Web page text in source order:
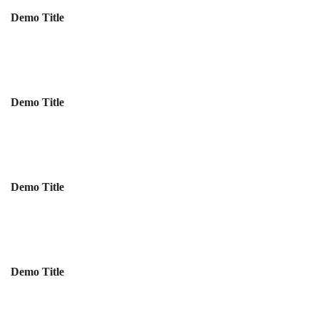
Demo Title
Demo Title
Demo Title
Demo Title